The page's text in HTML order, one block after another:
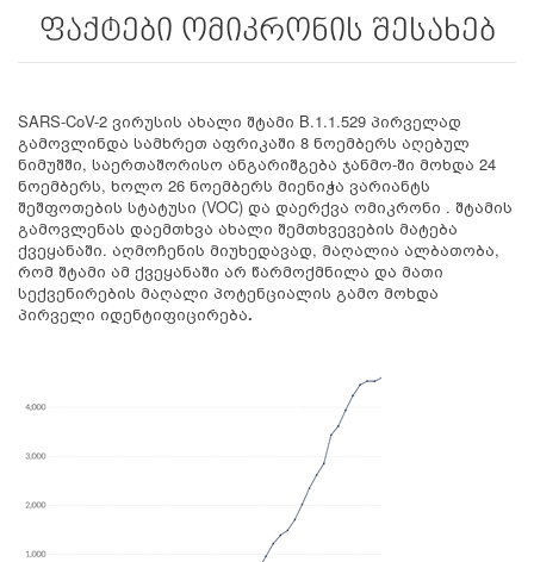
ფაქტები ომიკრონის შესახებ
SARS-CoV-2 ვირუსის ახალი შტამი B.1.1.529 პირველად
გამოვლინდა სამხრეთ აფრიკაში 8 ნოემბერს აღებულ
ნიმუშში, საერთაშორისო ანგარიშგება ჯანმო-ში მოხდა 24
ნოემბერს, ხოლო 26 ნოემბერს მიენიჭა ვარიანტს
შეშფოთების სტატუსი (VOC) და დაერქვა ომიკრონი . შტამის
გამოვლენას დაემთხვა ახალი შემთხვევების მატება
ქვეყანაში. აღმოჩენის მიუხედავად, მაღალია ალბათობა,
რომ შტამი ამ ქვეყანაში არ წარმოქმნილა და მათი
სექვენირების მაღალი პოტენციალის გამო მოხდა
პირველი იდენტიფიცირება.